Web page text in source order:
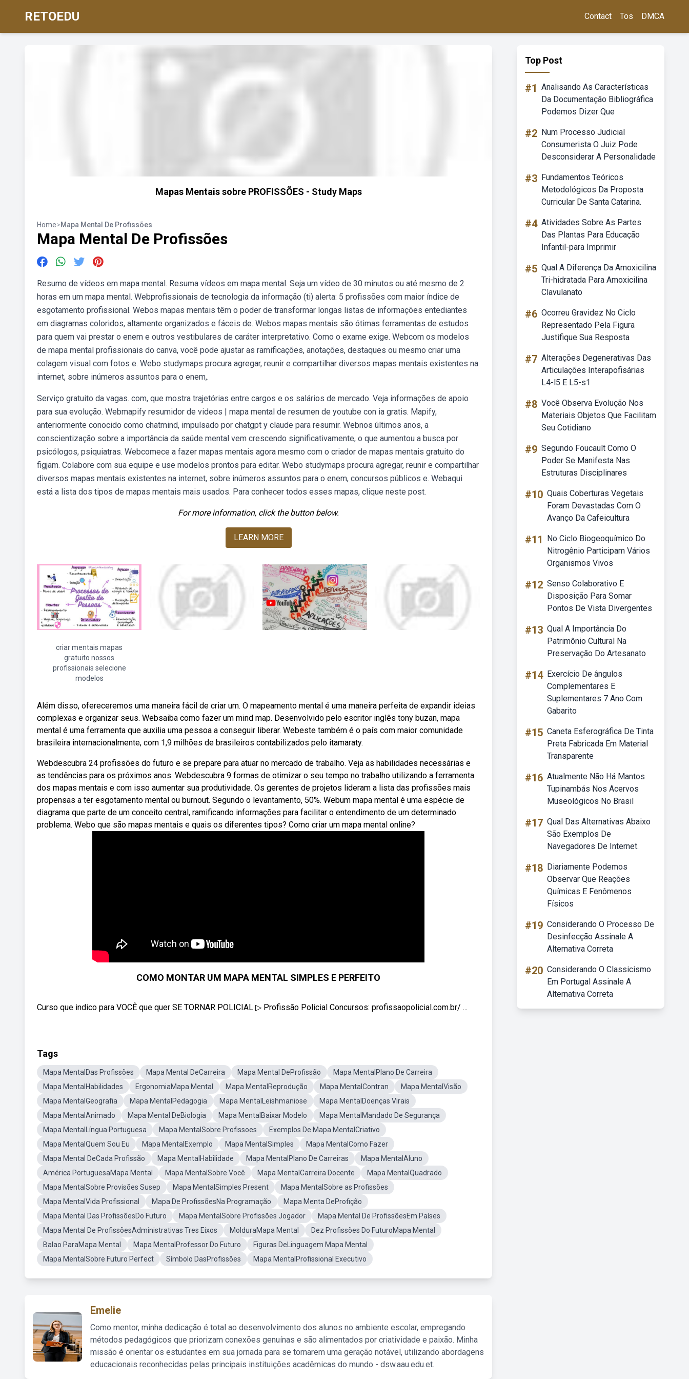
RETOEDU Contact Tos DMCA
Mapas Mentais sobre PROFISSÕES - Study Maps
Home>Mapa Mental De Profissões
Mapa Mental De Profissões
Resumo de vídeos em mapa mental. Resuma vídeos em mapa mental. Seja um vídeo de 30 minutos ou até mesmo de 2
horas em um mapa mental. Webprofissionais de tecnologia da informação (ti) alerta: 5 profissões com maior índice de
esgotamento profissional. Webos mapas mentais têm o poder de transformar longas listas de informações entediantes
em diagramas coloridos, altamente organizados e fáceis de. Webos mapas mentais são ótimas ferramentas de estudos
para quem vai prestar o enem e outros vestibulares de caráter interpretativo. Como o exame exige. Webcom os modelos
de mapa mental profissionais do canva, você pode ajustar as ramificações, anotações, destaques ou mesmo criar uma
colagem visual com fotos e. Webo studymaps procura agregar, reunir e compartilhar diversos mapas mentais existentes na
internet, sobre inúmeros assuntos para o enem,.
Serviço gratuito da vagas. com, que mostra trajetórias entre cargos e os salários de mercado. Veja informações de apoio
para sua evolução. Webmapify resumidor de videos | mapa mental de resumen de youtube con ia gratis. Mapify,
anteriormente conocido como chatmind, impulsado por chatgpt y claude para resumir. Webnos últimos anos, a
conscientização sobre a importância da saúde mental vem crescendo significativamente, o que aumentou a busca por
psicólogos, psiquiatras. Webcomece a fazer mapas mentais agora mesmo com o criador de mapas mentais gratuito do
figjam. Colabore com sua equipe e use modelos prontos para editar. Webo studymaps procura agregar, reunir e compartilhar
diversos mapas mentais existentes na internet, sobre inúmeros assuntos para o enem, concursos públicos e. Webaqui
está a lista dos tipos de mapas mentais mais usados. Para conhecer todos esses mapas, clique neste post.
For more information, click the button below.
LEARN MORE
criar mentais mapas
gratuito nossos
profissionais selecione
modelos
Além disso, ofereceremos uma maneira fácil de criar um. O mapeamento mental é uma maneira perfeita de expandir ideias
complexas e organizar seus. Websaiba como fazer um mind map. Desenvolvido pelo escritor inglês tony buzan, mapa
mental é uma ferramenta que auxilia uma pessoa a conseguir liberar. Webeste também é o país com maior comunidade
brasileira internacionalmente, com 1,9 milhões de brasileiros contabilizados pelo itamaraty.
Webdescubra 24 profissões do futuro e se prepare para atuar no mercado de trabalho. Veja as habilidades necessárias e
as tendências para os próximos anos. Webdescubra 9 formas de otimizar o seu tempo no trabalho utilizando a ferramenta
dos mapas mentais e com isso aumentar sua produtividade. Os gerentes de projetos lideram a lista das profissões mais
propensas a ter esgotamento mental ou burnout. Segundo o levantamento, 50%. Webum mapa mental é uma espécie de
diagrama que parte de um conceito central, ramificando informações para facilitar o entendimento de um determinado
problema. Webo que são mapas mentais e quais os diferentes tipos? Como criar um mapa mental online?
COMO MONTAR UM MAPA MENTAL SIMPLES E PERFEITO
Curso que indico para VOCÊ que quer SE TORNAR POLICIAL ▷ Profissão Policial Concursos: profissaopolicial.com.br/ ...
Tags
Mapa MentalDas Profissões Mapa Mental DeCarreira Mapa Mental DeProfissão
Mapa MentalPlano De Carreira
Mapa MentalHabilidades
ErgonomiaMapa Mental Mapa MentalReprodução Mapa MentalContran
Mapa MentalVisão
Mapa MentalGeografia
Mapa MentalPedagogia Mapa MentalLeishmaniose
Mapa MentalDoenças Virais
Mapa MentalAnimado
Mapa Mental DeBiologia Mapa MentalBaixar Modelo
Mapa MentalMandado De Segurança
Mapa MentalLíngua Portuguesa
Mapa MentalSobre Profissoes
Exemplos De Mapa MentalCriativo
Mapa MentalQuem Sou Eu
Mapa MentalExemplo Mapa MentalSimples
Mapa MentalComo Fazer
Mapa Mental DeCada Profissão
Mapa MentalHabilidade Mapa MentalPlano De Carreiras
Mapa MentalAluno
América PortuguesaMapa Mental
Mapa MentalSobre Você Mapa MentalCarreira Docente
Mapa MentalQuadrado
Mapa MentalSobre Provisões Susep
Mapa MentalSimples Present
Mapa MentalSobre as Profissões
Mapa MentalVida Profissional
Mapa De ProfissõesNa Programação
Mapa Menta DeProfição
Mapa Mental Das ProfissõesDo Futuro
Mapa MentalSobre Profissões Jogador
Mapa Mental De ProfissõesEm Países
Mapa Mental De ProfissõesAdministrativas Tres Eixos
MolduraMapa Mental
Dez Profissões Do FuturoMapa Mental
Balao ParaMapa Mental
Mapa MentalProfessor Do Futuro
Figuras DeLinguagem Mapa Mental
Mapa MentalSobre Futuro Perfect
Símbolo DasProfissões Mapa MentalProfissional Executivo
Emelie
Como mentor, minha dedicação é total ao desenvolvimento dos alunos no ambiente escolar, empregando
métodos pedagógicos que priorizam conexões genuínas e são alimentados por criatividade e paixão. Minha
missão é orientar os estudantes em sua jornada para se tornarem uma geração notável, utilizando abordagens
educacionais reconhecidas pelas principais instituições acadêmicas do mundo - dsw.aau.edu.et.
Top Post
#1 Analisando As Características
Da Documentação Bibliográfica
Podemos Dizer Que
#2 Num Processo Judicial
Consumerista O Juiz Pode
Desconsiderar A Personalidade
#3 Fundamentos Teóricos
Metodológicos Da Proposta
Curricular De Santa Catarina.
#4 Atividades Sobre As Partes
Das Plantas Para Educação
Infantil-para Imprimir
#5 Qual A Diferença Da Amoxicilina
Tri-hidratada Para Amoxicilina
Clavulanato
#6 Ocorreu Gravidez No Ciclo
Representado Pela Figura
Justifique Sua Resposta
#7 Alterações Degenerativas Das
Articulações Interapofisárias
L4-l5 E L5-s1
#8 Você Observa Evolução Nos
Materiais Objetos Que Facilitam
Seu Cotidiano
#9 Segundo Foucault Como O
Poder Se Manifesta Nas
Estruturas Disciplinares
#10 Quais Coberturas Vegetais
Foram Devastadas Com O
Avanço Da Cafeicultura
#11
No Ciclo Biogeoquímico Do
Nitrogênio Participam Vários
Organismos Vivos
#12 Senso Colaborativo E
Disposição Para Somar
Pontos De Vista Divergentes
#13 Qual A Importância Do
Patrimônio Cultural Na
Preservação Do Artesanato
#14 Exercício De ângulos
Complementares E
Suplementares 7 Ano Com
Gabarito
#15 Caneta Esferográfica De Tinta
Preta Fabricada Em Material
Transparente
#16 Atualmente Não Há Mantos
Tupinambás Nos Acervos
Museológicos No Brasil
#17 Qual Das Alternativas Abaixo
São Exemplos De
Navegadores De Internet.
#18 Diariamente Podemos
Observar Que Reações
Químicas E Fenômenos
Físicos
#19 Considerando O Processo De
Desinfecção Assinale A
Alternativa Correta
#20 Considerando O Classicismo
Em Portugal Assinale A
Alternativa Correta